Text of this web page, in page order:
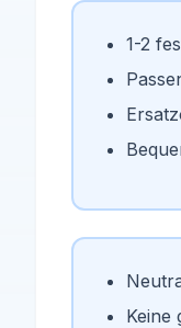
1-2
Keine